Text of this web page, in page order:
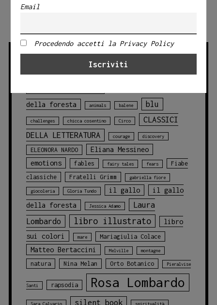
TAG PRODOTTO
della foresta animals balene blu
challenges chicca cosentino Circo
CLASSICI
DELLA LETTERATURA
courage discovery
ELEONORA NARDO
Eliana Messineo
emotions
fables fairy tales fears
Fiabe
classiche
Fratelli Grimm gabriella fiore
giocoleria Gloria Tundo il gallo
il gallo
della foresta
Jessica Adamo
Laura
Lombardo
libro illustrato
libro
sui colori
mare Mariagiulia Colace
Matteo Bertaccini Melville montagne
natura Nina Melan Orto Botanico Pieralvise
Santi rapsodia Rosa Lombardo
Sara Calvario silent book spiritualità
Email
Procedendo accetti la Privacy Policy